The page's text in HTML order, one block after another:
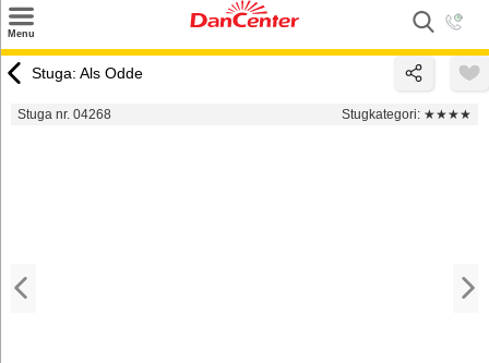
Menu
Tilbud
Stuga: Als Odde
Stuga nr. 04268 Stugkategori: ★★★★